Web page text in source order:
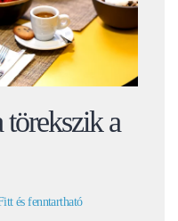
törekszik a
és fenntartható